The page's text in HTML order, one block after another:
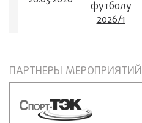
футболу
2026/1
ПАРТНЕРЫ МЕРОПРИЯТИЙ